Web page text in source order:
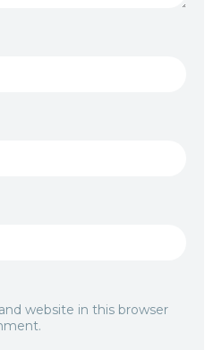
website in this browser